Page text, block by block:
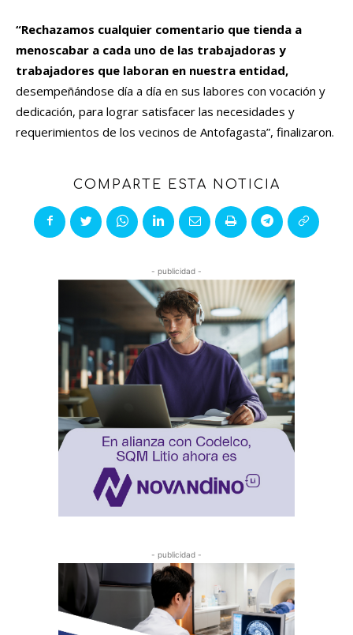
“Rechazamos cualquier comentario que tienda a
menoscabar a cada uno de las trabajadoras y
trabajadores que laboran en nuestra entidad,
desempeñándose día a día en sus labores con vocación y
dedicación, para lograr satisfacer las necesidades y
requerimientos de los vecinos de Antofagasta”, finalizaron.
COMPARTE ESTA NOTICIA
- publicidad -
- publicidad -